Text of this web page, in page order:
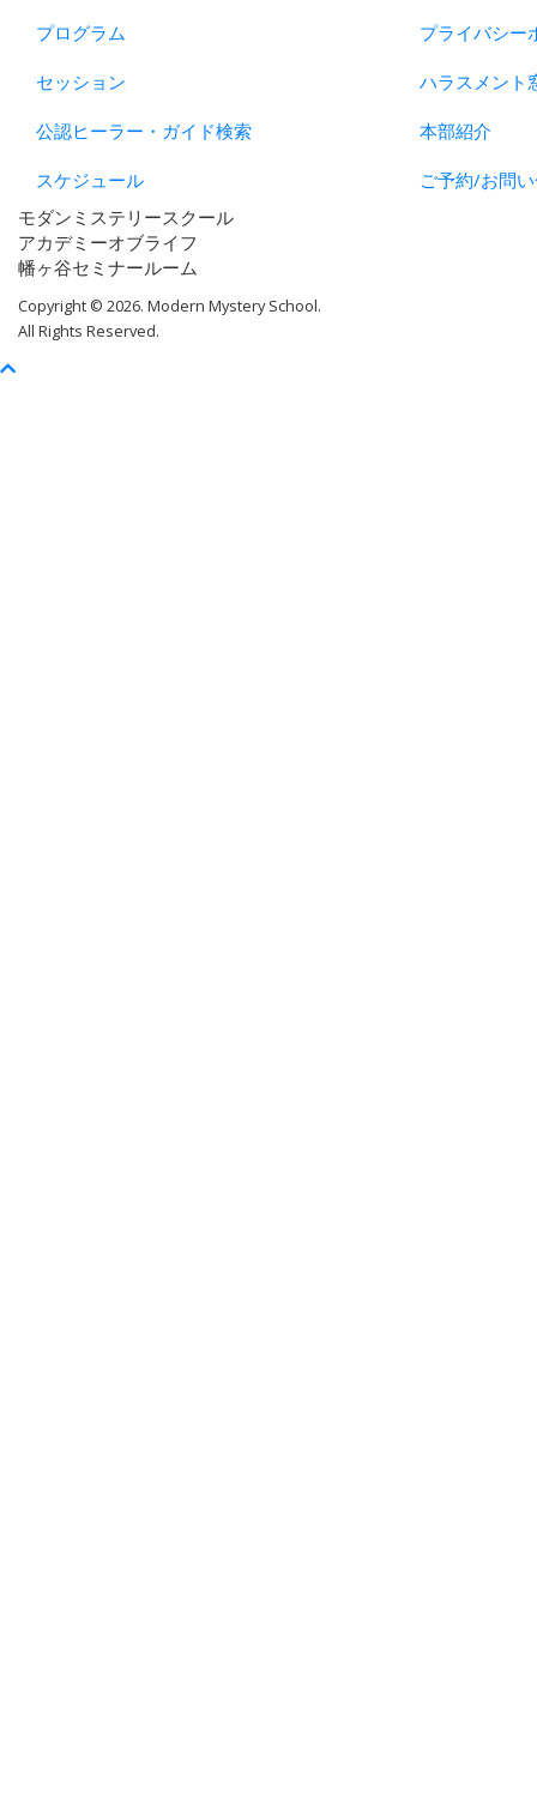
プログラム
セッション
公認ヒーラー・ガイド検索
スケジュール
プライバシー
ハラスメント
本部紹介
ご予約/お問
モダンミステリースクール
アカデミーオブライフ
幡ヶ谷セミナールーム
Copyright © 2026. Modern Mystery School.
All Rights Reserved.